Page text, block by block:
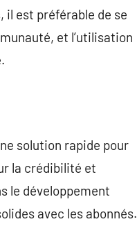
il est préférable de se
et l’utilisation
solution rapide pour
la crédibilité et
le développement
avec les abonnés.